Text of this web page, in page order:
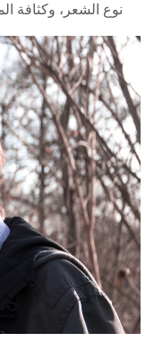
نوع الشعر، وكثافة